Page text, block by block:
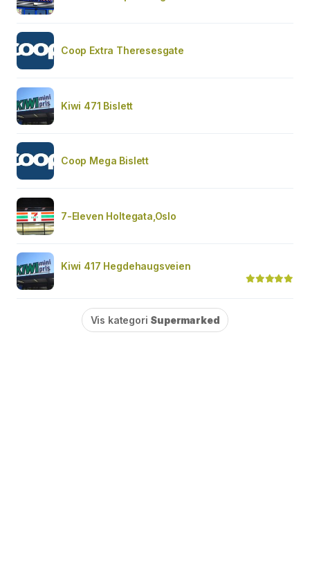
Coop Extra Theresesgate
Kiwi 471 Bislett
Coop Mega Bislett
7-Eleven Holtegata,Oslo
Kiwi 417 Hegdehaugsveien
Vis kategori Supermarked